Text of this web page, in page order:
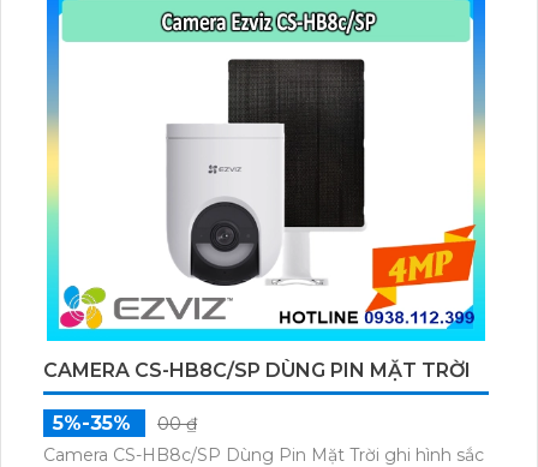
CAMERA CS-HB8C/SP DÙNG PIN MẶT TRỜI
5%-35%
00 ₫
Camera CS-HB8c/SP Dùng Pin Mặt Trời ghi hình sắc